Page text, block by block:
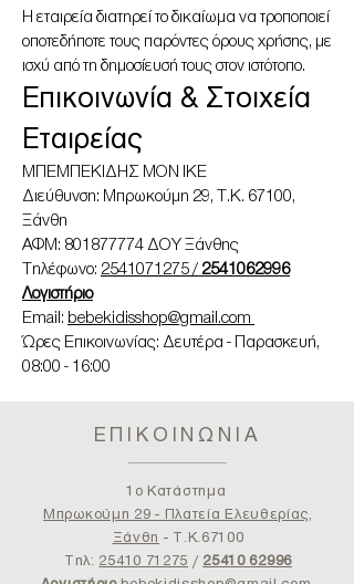
Η εταιρεία διατηρεί το δικαίωμα να τροποποιεί
οποτεδήποτε τους παρόντες όρους χρήσης, με
ισχύ από τη δημοσίευσή τους στον ιστότοπο.
Επικοινωνία & Στοιχεία
Εταιρείας
ΜΠΕΜΠΕΚΙΔΗΣ ΜΟΝ ΙΚΕ
Διεύθυνση: Μπρωκούμη 29, Τ.Κ. 67100,
Ξάνθη
ΑΦΜ: 801877774 ΔΟΥ Ξάνθης
Τηλέφωνο: 2541071275 / 2541062996
Λογιστήριο
Email: bebekidisshop@gmail.com
Ώρες Επικοινωνίας: Δευτέρα - Παρασκευή,
08:00 - 16:00
ΕΠΙΚΟΙΝΩΝΙΑ
1ο Κατάστημα
Μπρωκούμη 29 - Πλατεία Ελευθερίας,
Ξάνθη - T.K.67100
Τηλ: 25410 71275 / 25410 62996